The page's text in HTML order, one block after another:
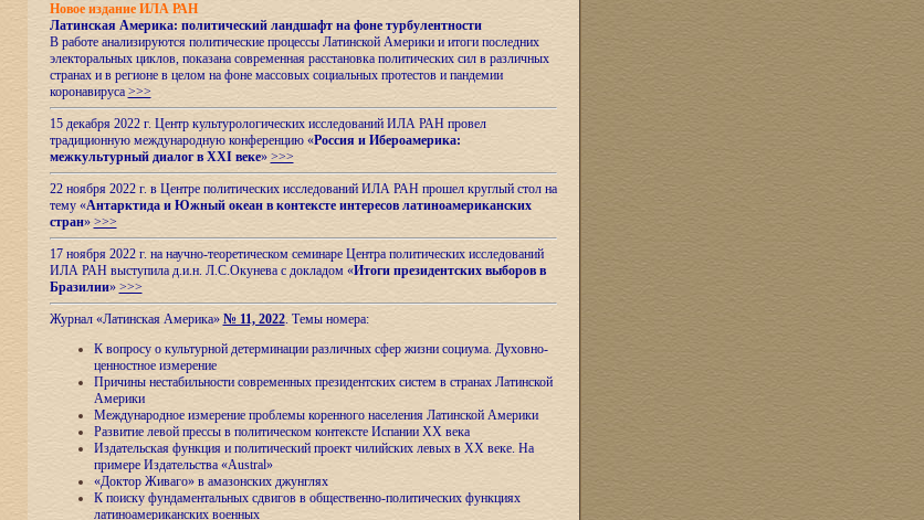
Новое издание ИЛА РАН
Латинская Америка: политический ландшафт на фоне турбулентности
В работе анализируются политические процессы Латинской Америки и итоги последних
электоральных циклов, показана современная расстановка политических сил в различных
странах и в регионе в целом на фоне массовых социальных протестов и пандемии
коронавируса >>>
15 декабря 2022 г. Центр культурологических исследований ИЛА РАН провел
традиционную международную конференцию «Россия и Ибероамерика:
межкультурный диалог в XXI веке» >>>
22 ноября 2022 г. в Центре политических исследований ИЛА РАН прошел круглый стол на
тему «Антарктида и Южный океан в контексте интересов латиноамериканских
стран» >>>
17 ноября 2022 г. на научно-теоретическом семинаре Центра политических исследований
ИЛА РАН выступила д.и.н. Л.С.Окунева с докладом «Итоги президентских выборов в
Бразилии» >>>
Журнал «Латинская Америка» № 11, 2022. Темы номера:
К вопросу о культурной детерминации различных сфер жизни социума. Духовно-
ценностное измерение
Причины нестабильности современных президентских систем в странах Латинской
Америки
Международное измерение проблемы коренного населения Латинской Америки
Развитие левой прессы в политическом контексте Испании XX века
Издательская функция и политический проект чилийских левых в XX веке. На
примере Издательства «Austral»
«Доктор Живаго» в амазонских джунглях
К поиску фундаментальных сдвигов в общественно-политических функциях
латиноамериканских военных